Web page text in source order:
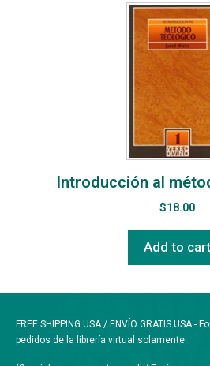
Introducción al
$18.00
Add to cart
FREE SHIPPING USA / ENVÍO GRATIS USA -
pedidos de la librería virtual solamente